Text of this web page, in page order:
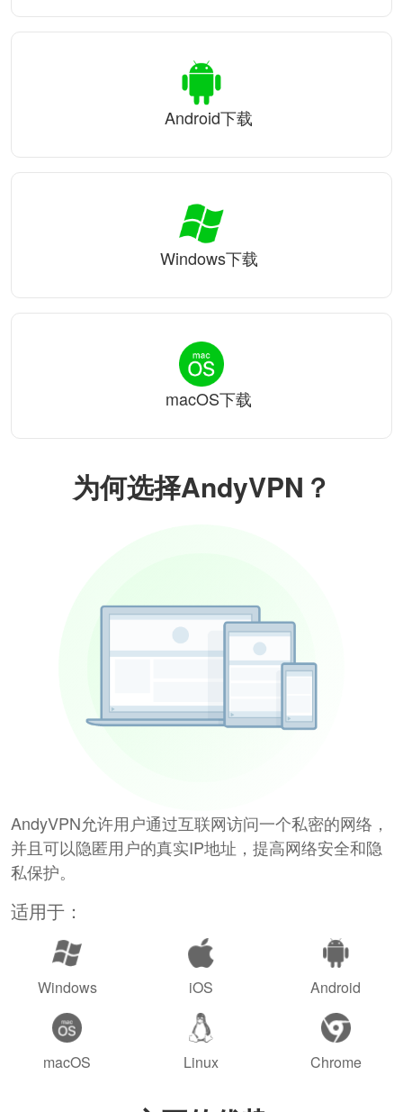
为何选择AndyVPN？
AndyVPN允许用户通过互联网访问一个私密的网络，
并且可以隐匿用户的真实IP地址，提高网络安全和隐
私保护。
适用于：
Windows iOS Android
macOS Linux Chrome
Android下载
Windows下载
macOS下载